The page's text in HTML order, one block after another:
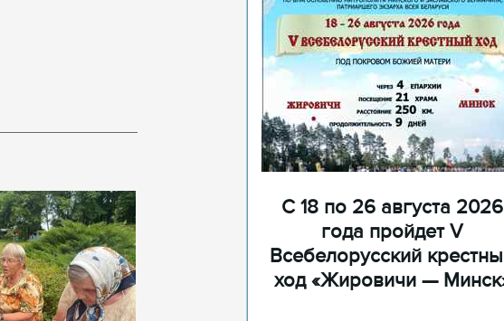
С 18 по 26 августа 2026
года пройдет V
Всебелорусский
ход «Жировичи —